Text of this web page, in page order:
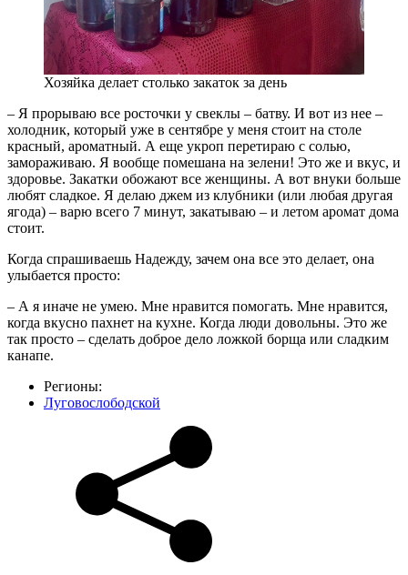
Хозяйка делает столько закаток за день
– Я прорываю все росточки у свеклы – батву. И вот из нее –
холодник, который уже в сентябре у меня стоит на столе
красный, ароматный. А еще укроп перетираю с солью,
замораживаю. Я вообще помешана на зелени! Это же и вкус, и
здоровье. Закатки обожают все женщины. А вот внуки больше
любят сладкое. Я делаю джем из клубники (или любая другая
ягода) – варю всего 7 минут, закатываю – и летом аромат дома
стоит.
Когда спрашиваешь Надежду, зачем она все это делает, она
улыбается просто:
– А я иначе не умею. Мне нравится помогать. Мне нравится,
когда вкусно пахнет на кухне. Когда люди довольны. Это же
так просто – сделать доброе дело ложкой борща или сладким
канапе.
Регионы:
Луговослободской